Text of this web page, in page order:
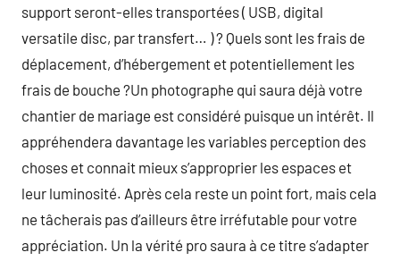
support seront-elles transportées ( USB, digital
versatile disc, par transfert… ) ? Quels sont les frais de
déplacement, d’hébergement et potentiellement les
frais de bouche ?Un photographe qui saura déjà votre
chantier de mariage est considéré puisque un intérêt. Il
appréhendera davantage les variables perception des
choses et connait mieux s’approprier les espaces et
leur luminosité. Après cela reste un point fort, mais cela
ne tâcherais pas d’ailleurs être irréfutable pour votre
appréciation. Un la vérité pro saura à ce titre s’adapter